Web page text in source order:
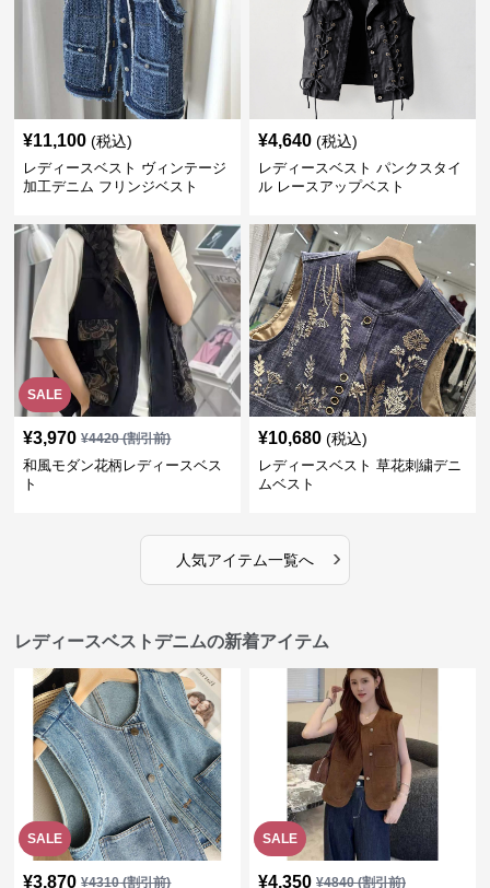
¥11,100 (税込)
レディースベスト ヴィンテージ
加工デニム フリンジベスト
¥4,640 (税込)
レディースベスト パンクスタイ
ル レースアップベスト
SALE
¥3,970 ¥4420(割引前)
和風モダン花柄レディースベス
ト
¥10,680 (税込)
レディースベスト 草花刺繍デニ
ムベスト
人気アイテム一覧へ ›
レディースベストデニムの新着アイテム
SALE
¥3,870 ¥4310(割引前)
SALE
¥4,350 ¥4840(割引前)